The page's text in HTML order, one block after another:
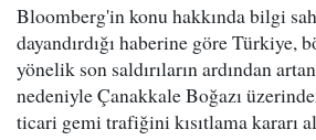
Bloomberg'in konu hakkında bilgi
dayandırdığı haberine göre Türkiye,
yönelik son saldırıların ardından
nedeniyle Çanakkale Boğazı
ticari gemi trafiğini kısıtlama kararı